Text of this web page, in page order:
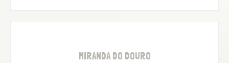
MIRANDA DO DOURO